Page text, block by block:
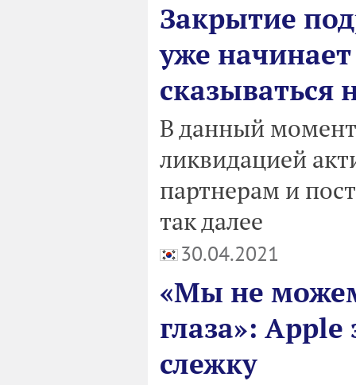
Закрытие
уже
сказываться
В данный
ликвидацией
партнерам и
так далее
30.04.2021
«Мы не
глаза»:
слежку